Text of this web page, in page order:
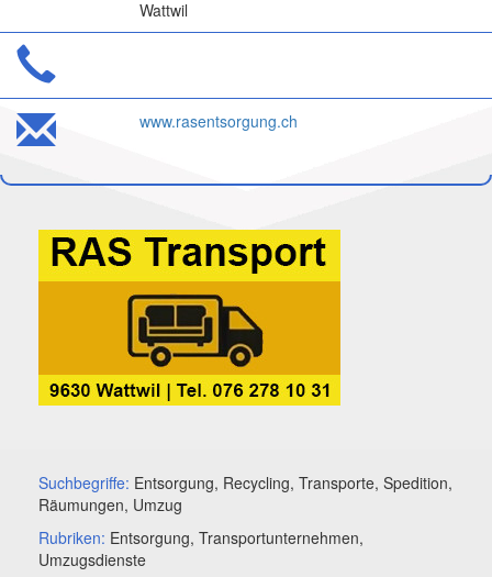
Wattwil
www.rasentsorgung.ch
Suchbegriffe: Entsorgung, Recycling, Transporte, Spedition,
Räumungen, Umzug
Rubriken: Entsorgung, Transportunternehmen,
Umzugsdienste